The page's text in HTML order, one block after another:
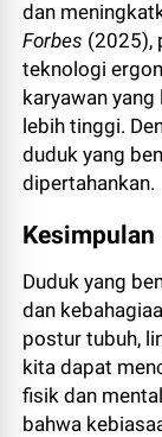
dan
Forbes (2025),
teknologi
karyawan
lebih tinggi.
duduk yang
dipertahankan.
Kesimpulan
Duduk yang
dan
postur tubuh,
kita dapat
fisik dan
bahwa